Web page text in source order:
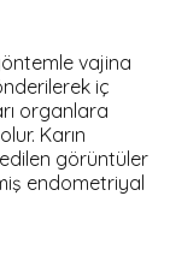
vajina
iç
organlara
Karın
görüntüler
endometriyal